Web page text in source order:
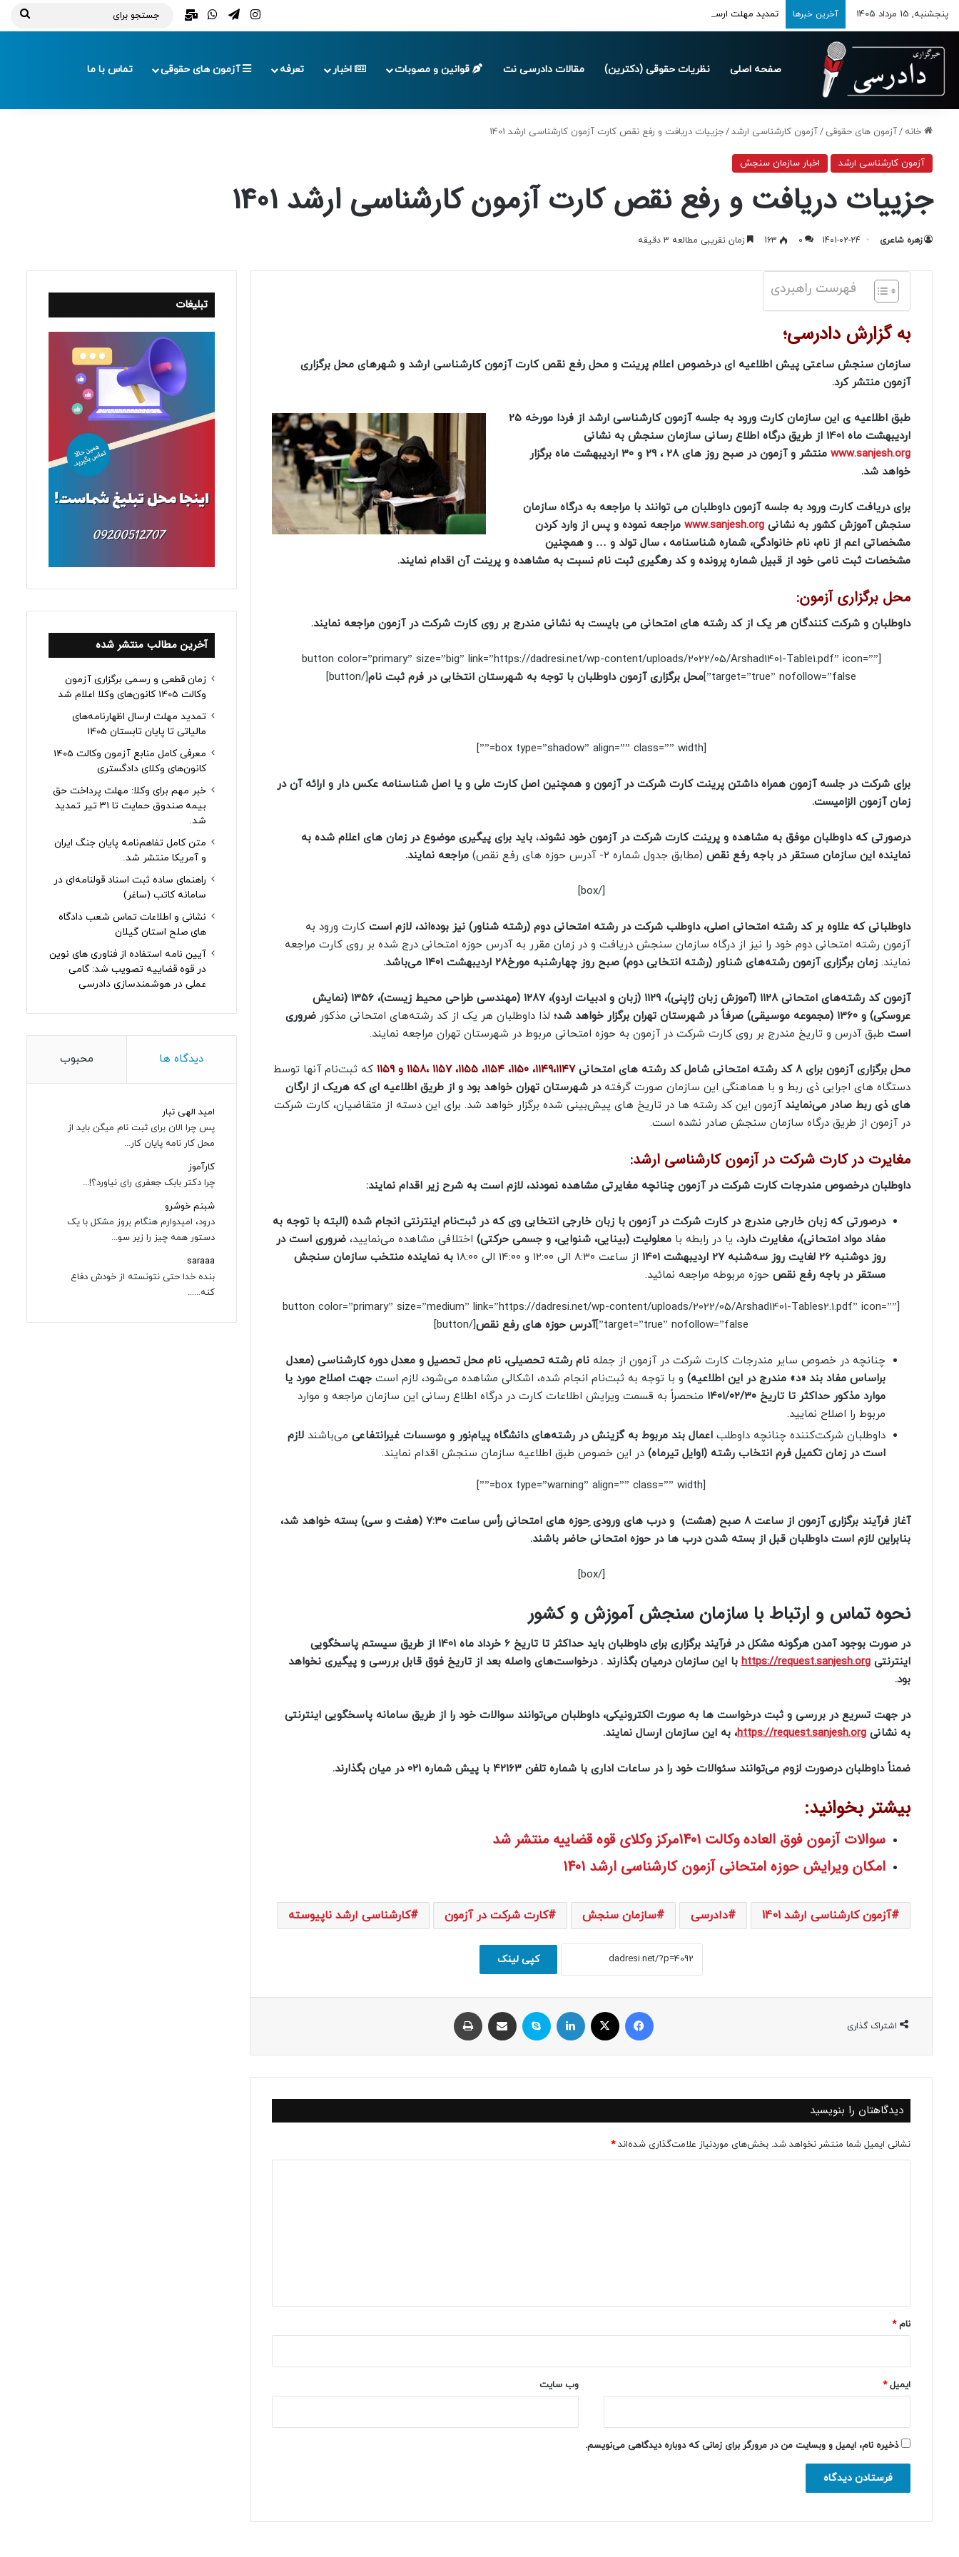
پنجشنبه, 15 مرداد 1405 آخرین خبرها تمدید مهلت ارسال اظهارنامه‌های مالیاتی تا پایان تابستان 1405 اینستاگرام
تلگرامواتس آپ
ایمیل
صفحه اصلی نظریات حقوقی (دکترین) مقالات دادرسی نت قوانین و مصوبات اخبار تعرفه آزمون های حقوقی تماس با ما
خانه /آزمون های حقوقی /آزمون کارشناسی ارشد/جزییات دریافت و رفع نقص کارت آزمون کارشناسی ارشد 1401
آزمون کارشناسی ارشد اخبار سازمان سنجش
جزییات دریافت و رفع نقص کارت آزمون کارشناسی ارشد 1401
زهره شاعری 1401-02-24
0
163 زمان تقریبی مطالعه 3 دقیقه
فهرست راهبردی
به گزارش دادرسی؛
سازمان سنجش ساعتی پیش اطلاعیه ای درخصوص اعلام پرینت و محل رفع نقص کارت آزمون کارشناسی ارشد و شهرهای محل برگزاری
آزمون منتشر کرد.
طبق اطلاعیه ی این سازمان کارت ورود به جلسه آزمون کارشناسی ارشد از فردا مورخه 25
اردیبهشت ماه 1401 از طریق درگاه اطلاع رسانی سازمان سنجش به نشانی
www.sanjesh.org
منتشر و آزمون در صبح روز های 28 ، 29 و 30 اردیبهشت ماه برگزار
خواهد شد.
برای دریافت کارت ورود به جلسه آزمون داوطلبان می توانند با مراجعه به درگاه سازمان
سنجش آموزش کشور به نشانی www.sanjesh.org مراجعه نموده و پس از وارد کردن
مشخصاتی اعم از نام، نام خانوادگی، شماره شناسنامه ، سال تولد و … و همچنین
مشخصات ثبت نامی خود از قبیل شماره پرونده و کد رهگیری ثبت نام نسبت به مشاهده و پرینت آن اقدام نمایند.
محل برگزاری آزمون:
داوطلبان و شرکت کنندگان هر یک از کد رشته های امتحانی می بایست به نشانی مندرج بر روی کارت شرکت در آزمون مراجعه نمایند.
[button color=”primary” size=”big” link=”https://dadresi.net/wp-content/uploads/2022/05/Arshad1401-Table1.pdf” icon=””
target=”true” nofollow=”false”] محل برگزاری آزمون داوطلبان با توجه به شهرستان انتخابی در فرم ثبت نام[/button]
[box type=”shadow” align=”” class=”” width=””]
برای شرکت در جلسه آزمون همراه داشتن پرینت کارت شرکت در آزمون و همچنین اصل کارت ملی و یا اصل شناسنامه عکس دار و ارائه آن در
زمان آزمون الزامیست.
درصورتی که داوطلبان موفق به مشاهده و پرینت کارت شرکت در آزمون خود نشوند، باید برای پیگیری موضوعدر زمان های اعلام شده به
نماینده این سازمان مستقر در باجه رفع نقص (مطابق جدول شماره ۲- آدرس حوزه های رفع نقص) مراجعه نمایند.
[/box]
داوطلبانی که علاوه بر کد رشته امتحانی اصلی، داوطلب شرکت در رشته امتحانی دوم (رشته‌ شناور) نیز بوده‌اند، لازم است کارت ورود به
آزمون رشته امتحانی دوم خود را نیز از درگاه سازمان سنجش دریافت و در زمان مقرر به آدرس حوزه امتحانی درج شده بر روی کارت مراجعه
نمایند. زمان برگزاری آزمون رشته‌های شناور (رشته انتخابی دوم) صبح روز چهارشنبه مورخ28 اردیبهشت 1401 می‌باشد.
آزمون‌ کد رشته‌‌های امتحانی ۱۱۲۸ (آموزش زبان ژاپنی)، ۱۱۲۹ (زبان و ادبیات اردو)، ۱۲۸۷ (مهندسی طراحی محیط زیست)، ۱۳۵۶ (نمایش
عروسکی) و ‌‌۱۳۶۰ (مجموعه موسیقی‌)
صرفاً در شهرستان تهران‌ برگزار خواهد شد؛ لذا داوطلبان هر یک از کد‌ رشته‌های امتحانی مذکور ضروری
است طبق آدرس و تاریخ مندرج بر روی کارت شرکت در آزمون به حوزه امتحانی مربوط در شهرستان تهران مراجعه نمایند.
محل برگزاری آزمون برای ۸ کد رشته امتحانی شامل کد رشته‌ های امتحانی ۱۱۴۹‌،‌۱۱۴۷، ۱۱۵۰‌، ۱۱۵۴، ۱۱۵۵، ۱۱۵۷ ،۱۱۵۸ و‌ ۱۱۵۹
که ثبت‌نام آنها توسط
دستگاه های اجرایی ذی ربط و با هماهنگی این سازمان صورت گرفتهدر شهرستان تهران خواهد بود و از طریق اطلاعیه‌ ای که هریک از ارگان
های ذی ربط صادر می‌نمایند آزمون این کد رشته‌ ها در تاریخ های پیش‌بینی شده برگزار خواهد شد. برای این دسته از متقاضیان، کارت شرکت
‌در ‌آزمون از طریق درگاه سازمان سنجش صادر نشده است.
مغایرت در کارت شرکت در آزمون کارشناسی ارشد:
داوطلبان درخصوص مندرجات کارت شرکت در آزمون چنانچه مغایرتی مشاهده نمودند، لازم است به شرح زیر اقدام نمایند:
درصورتی که زبان‌ خارجی‌ مندرج‌ در کارت‌ شرکت در آزمون با زبان‌ خارجی‌ انتخابی وی‌ که در ثبت‌نام‌ اینترنتی انجام شده (البته با توجه به
مفاد مواد امتحانی)، مغایرت‌ دارد، یا در رابطه با معلولیت (بینایی، شنوایی، و جسمی حرکتی) اختلافی مشاهده می‌نمایید، ضروری است در
روز دوشنبه 26 لغایت روز سه‌شنبه 27 اردیبهشت 1401
از ساعت ۸:۳۰ الی ۱۲:۰۰ و ۱۴:۰۰ الی ۱۸:۰۰
به نماینده منتخب سازمان سنجش
مستقر در باجه رفع نقص حوزه مربوطه مراجعه نمائید.
[button color=”primary” size=”medium” link=”https://dadresi.net/wp-content/uploads/2022/05/Arshad1401-Tables2.1.pdf” icon=””
target=”true” nofollow=”false”] آدرس حوزه های رفع نقص[/button]
چنانچه در خصوص سایر مندرجات‌ کارت شرکت در آزمون از جمله نام رشته تحصیلی، نام محل تحصیل و معدل دوره کارشناسی (معدل
براساس مفاد بند «د‍» مندرج در این اطلاعیه) و با توجه‌ به‌ ثبت‌نام انجام شده، اشکالی‌ مشاهده‌ می‌شود، لازم است جهت اصلاح مورد یا
موارد مذکور حداکثر تا تاریخ ۱۴۰۱/۰۲/۳۰
منحصراً به قسمت ویرایش اطلاعات کارت در درگاه اطلاع رسانی این سازمان مراجعه و موارد
مربوط را اصلاح نمایید.
داوطلبان شرکت‌کننده چنانچه داوطلب اعمال بند مربوط به گزینش در رشته‌های دانشگاه پیام‌نور و موسسات غیرانتفاعی می‌باشند لازم
است در زمان تکمیل فرم انتخاب رشته (اوایل تیرماه) در این خصوص طبق اطلاعیه سازمان سنجش اقدام نمایند.
[box type=”warning” align=”” class=”” width=””]
آغاز فرآیند برگزاری آزمون از ساعت‌ ۸ صبح (هشت) و درب های ورودی ِحوزه های امتحانی رأس‌ ساعت‌ ۷:۳۰ (هفت و سی) بسته خواهد شد،
بنابراین لازم است داوطلبان قبل از بسته شدن درب ها در حوزه امتحانی حاضر باشند.
[/box]
نحوه تماس و ارتباط با سازمان سنجش آموزش و کشور
در صورت بوجود آمدن هرگونه مشکل در فرآیند برگزاری برای داوطلبان باید حداکثر تا تاریخ 6 خرداد ماه 1401 از طریق سیستم پاسخگویی
اینترنتی https://request.sanjesh.org با این سازمان درمیان بگذارند . درخواست‌های واصله بعد از تاریخ فوق قابل بررسی و پیگیری نخواهد
بود.
در جهت تسریع در بررسی و ثبت درخواست ها به صورت الکترونیکی، داوطلبان می‌توانند سوالات خود را از طریق سامانه پاسخگویی اینترنتی
به نشانی https://request.sanjesh.org، به این سازمان ارسال نمایند.
ضمناً داوطلبان درصورت لزوم می‌توانند سئوالات خود را در ساعات اداری با شماره ‌تلفن 42163 با پیش شماره 021 در میان بگذارند.
بیشتر بخوانید:
سوالات آزمون فوق العاده وکالت 1401مرکز وکلای قوه قضاییه منتشر شد
امکان ویرایش حوزه امتحانی آزمون کارشناسی ارشد 1401
آزمون کارشناسی ارشد 1401 دادرسی سازمان سنجش کارت شرکت در آزمون کارشناسی ارشد ناپیوسته
کپی لینک
اشتراک گذاری
فیسبوک ایکس لینکداین اسکایپ اشتراک با ایمیل
دیدگاهتان را بنویسید
نشانی ایمیل شما منتشر نخواهد شد. بخش‌های موردنیاز علامت‌گذاری شده‌اند*
نام*
ایمیل* وب‌ سایت
ذخیره نام، ایمیل و وبسایت من در مرورگر برای زمانی که دوباره دیدگاهی می‌نویسم.
تبلیغات
آخرین مطالب منتشر شده
زمان قطعی و رسمی برگزاری آزمون
وکالت 1405 کانون‌های وکلا اعلام شد
تمدید مهلت ارسال اظهارنامه‌های
مالیاتی تا پایان تابستان 1405
معرفی کامل منابع آزمون وکالت 1405
کانون‌های وکلای دادگستری
خبر مهم برای وکلا: مهلت پرداخت حق
بیمه صندوق حمایت تا ۳۱ تیر تمدید
شد.
متن کامل تفاهم‌نامه پایان جنگ ایران
و آمریکا منتشر شد.
راهنمای ساده ثبت اسناد قولنامه‌ای در
سامانه کاتب (ساغر)
نشانی و اطلاعات تماس شعب دادگاه
های صلح استان گیلان
آیین نامه استفاده از فناوری های نوین
در قوه قضاییه تصویب شد: گامی
عملی در هوشمندسازی دادرسی
دیدگاه ها محبوب
امید الهی تبار
پس چرا الان برای ثبت نام میگن باید از
محل کار نامه پایان کار...
کارآموز
چرا دکتر بابک جعفری رای نیاورد؟!...
شبنم خوشرو
درود، امیدوارم هنگام بروز مشکل با یک
دستور همه چیز را زیر سو...
saraaa
بنده خدا حتی نتونسته از خودش دفاع
کنه......